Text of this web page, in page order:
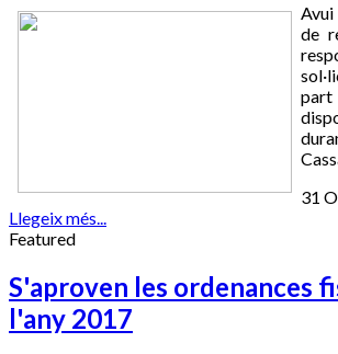
de
part
31
Llegeix més...
Featured
S'aproven les ordenances
l'any 2017